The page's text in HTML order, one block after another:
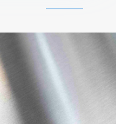
ανοξείδωτου χάλυβα BA
>>